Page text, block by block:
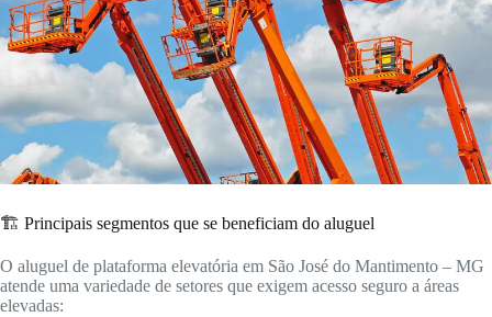
🏗️ Principais segmentos que se beneficiam do aluguel
O aluguel de plataforma elevatória em São José do Mantimento – MG
atende uma variedade de setores que exigem acesso seguro a áreas
elevadas: